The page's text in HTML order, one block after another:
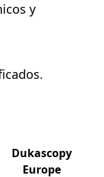
y
Dukascopy
Europe